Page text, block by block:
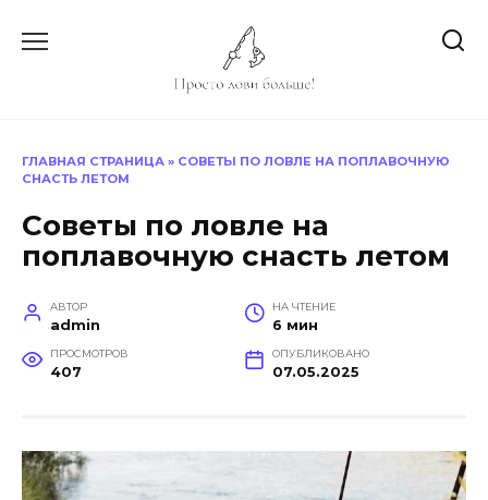
ГЛАВНАЯ СТРАНИЦА » СОВЕТЫ ПО ЛОВЛЕ НА ПОПЛАВОЧНУЮ
СНАСТЬ ЛЕТОМ
Советы по ловле на
поплавочную снасть летом
АВТОР
admin
НА ЧТЕНИЕ
6 мин
ПРОСМОТРОВ
407
ОПУБЛИКОВАНО
07.05.2025